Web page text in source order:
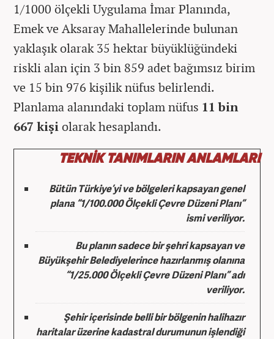
1/1000 ölçekli Uygulama İmar Planında,
Emek ve Aksaray Mahallelerinde bulunan
yaklaşık olarak 35 hektar büyüklüğündeki
riskli alan için 3 bin 859 adet bağımsız birim
ve 15 bin 976 kişilik nüfus belirlendi.
Planlama alanındaki toplam nüfus 11 bin
667 kişiolarak hesaplandı.
TEKNİK TANIMLARIN ANLAMLARI
Bütün Türkiye’yi ve bölgeleri kapsayan genel
plana “1/100.000 Ölçekli Çevre Düzeni Planı”
ismi veriliyor.
Bu planın sadece bir şehri kapsayan ve
Büyükşehir Belediyelerince hazırlanmış olanına
“1/25.000 Ölçekli Çevre Düzeni Planı” adı
veriliyor.
Şehir içerisinde belli bir bölgenin halihazır
haritalar üzerine kadastral durumunun işlendiği